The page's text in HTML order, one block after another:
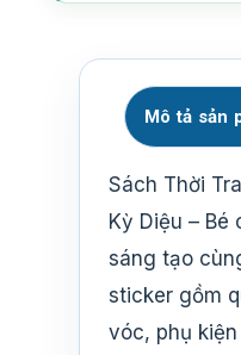
Mô tả sản
Sách Thời
Kỳ Diệu –
sáng tạo
sticker gồm
vóc, phụ